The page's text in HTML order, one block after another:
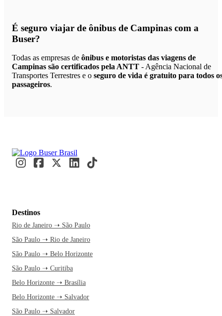
É seguro viajar de ônibus de Campinas com a
Buser?
Todas as empresas de ônibus e motoristas das viagens de
Campinas são certificados pela ANTT - Agência Nacional de
Transportes Terrestres e o seguro de vida é gratuito para todos
passageiros.
Destinos
Rio de Janeiro ➝ São Paulo
São Paulo ➝ Rio de Janeiro
São Paulo ➝ Belo Horizonte
São Paulo ➝ Curitiba
Belo Horizonte ➝ Brasília
Belo Horizonte ➝ Salvador
São Paulo ➝ Salvador